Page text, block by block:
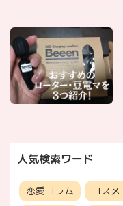
人気検索ワード
恋愛コラム コスメ